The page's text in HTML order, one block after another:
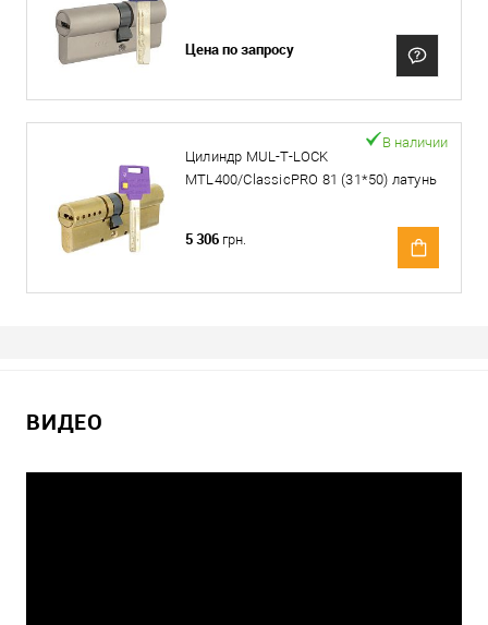
Цена по запросу
Цилиндр MUL-T-LOCK
MTL400/ClassicPRO 81 (31*50) латунь
В наличии
5 306 грн.
ВИДЕО